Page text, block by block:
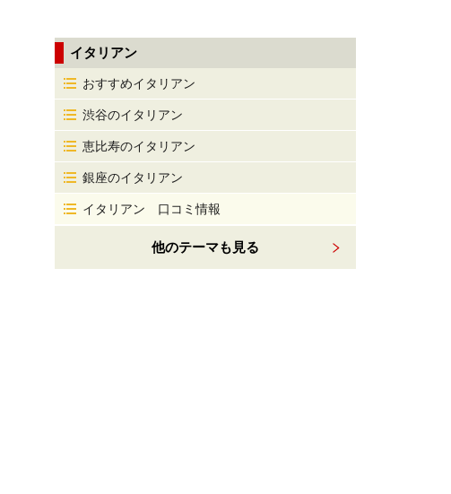
イタリアン
おすすめイタリアン
渋谷のイタリアン
恵比寿のイタリアン
銀座のイタリアン
イタリアン 口コミ情報
他のテーマも見る